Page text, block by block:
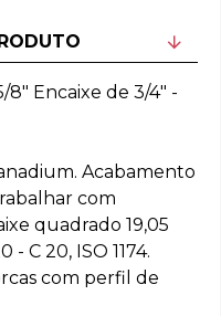
8" Encaixe de 3/4" -
Acabamento
com
quadrado 19,05
C 20, ISO 1174.
com perfil de